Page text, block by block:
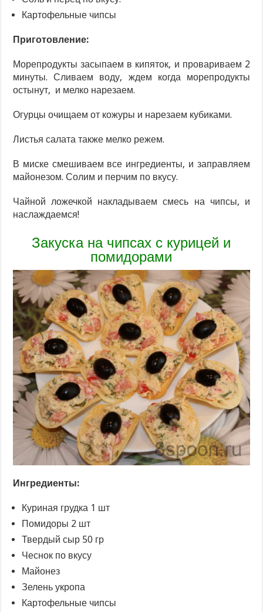
Картофельные чипсы
Приготовление:
Морепродукты засыпаем в кипяток, и провариваем 2
минуты. Сливаем воду, ждем когда морепродукты
остынут, и мелко нарезаем.
Огурцы очищаем от кожуры и нарезаем кубиками.
Листья салата также мелко режем.
В миске смешиваем все ингредиенты, и заправляем
майонезом. Солим и перчим по вкусу.
Чайной ложечкой накладываем смесь на чипсы, и
наслаждаемся!
Закуска на чипсах с курицей и
помидорами
Ингредиенты:
Куриная грудка 1 шт
Помидоры 2 шт
Твердый сыр 50 гр
Чеснок по вкусу
Майонез
Зелень укропа
Картофельные чипсы